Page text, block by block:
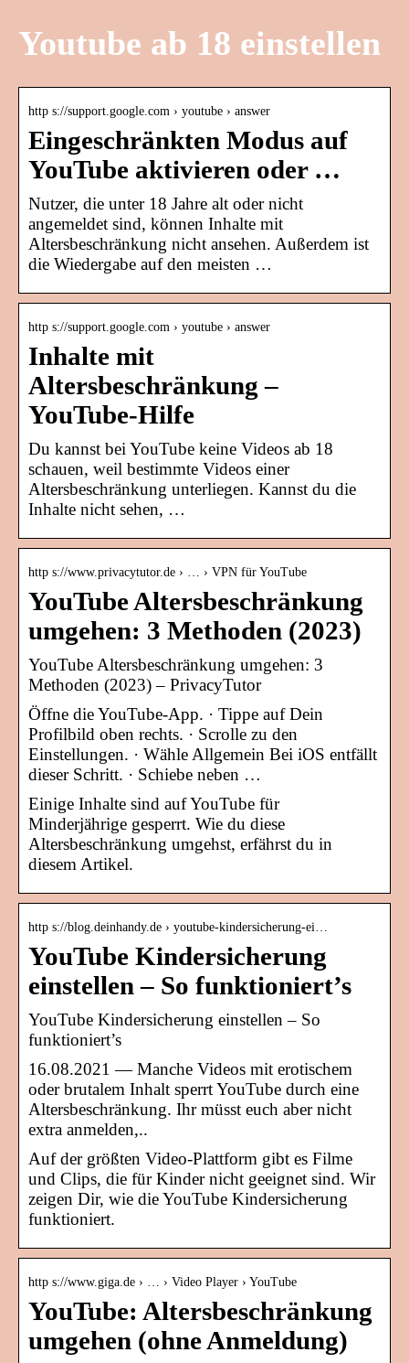
Youtube ab 18 einstellen
http s://support.google.com › youtube › answer
Eingeschränkten Modus auf
YouTube aktivieren oder …
Nutzer, die unter 18 Jahre alt oder nicht
angemeldet sind, können Inhalte mit
Altersbeschränkung nicht ansehen. Außerdem ist
die Wiedergabe auf den meisten …
http s://support.google.com › youtube › answer
Inhalte mit
Altersbeschränkung –
YouTube-Hilfe
Du kannst bei YouTube keine Videos ab 18
schauen, weil bestimmte Videos einer
Altersbeschränkung unterliegen. Kannst du die
Inhalte nicht sehen, …
http s://www.privacytutor.de › … › VPN für YouTube
YouTube Altersbeschränkung
umgehen: 3 Methoden (2023)
YouTube Altersbeschränkung umgehen: 3
Methoden (2023) – PrivacyTutor
Öffne die YouTube-App. · Tippe auf Dein
Profilbild oben rechts. · Scrolle zu den
Einstellungen. · Wähle Allgemein Bei iOS entfällt
dieser Schritt. · Schiebe neben …
Einige Inhalte sind auf YouTube für
Minderjährige gesperrt. Wie du diese
Altersbeschränkung umgehst, erfährst du in
diesem Artikel.
http s://blog.deinhandy.de › youtube-kindersicherung-ei…
YouTube Kindersicherung
einstellen – So funktioniert’s
YouTube Kindersicherung einstellen – So
funktioniert’s
16.08.2021 — Manche Videos mit erotischem
oder brutalem Inhalt sperrt YouTube durch eine
Altersbeschränkung. Ihr müsst euch aber nicht
extra anmelden,..
Auf der größten Video-Plattform gibt es Filme
und Clips, die für Kinder nicht geeignet sind. Wir
zeigen Dir, wie die YouTube Kindersicherung
funktioniert.
http s://www.giga.de › … › Video Player › YouTube
YouTube: Altersbeschränkung
umgehen (ohne Anmeldung)